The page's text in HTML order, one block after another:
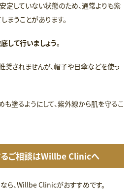
定していない状態のため、通常よりも紫
まうことがあります。
して行いましょう。
されませんが、帽子や日傘などを使っ
塗るようにして、紫外線から肌を守るこ
るご相談はWillbe Clinicへ
ら、Willbe Clinicがおすすめです。